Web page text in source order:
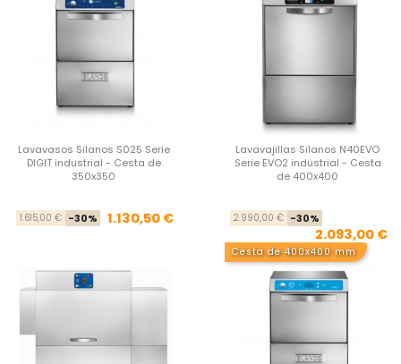
Lavavasos Silanos S025 Serie
DIGIT industrial - Cesta de
350x350
Precio base
1.615,00 € -30% Precio
1.130,50 €
Lavavajillas Silanos N40EVO
Serie EVO2 industrial - Cesta
de 400x400
2.990,00 € -30%
2.093,00 €
Cesta de 400x400 mm